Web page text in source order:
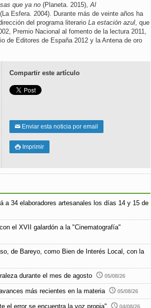
que ya no (Planeta. 2015), Al
(La Esfera. 2004). Durante más de veinte años ha
del programa literario La estación azul , que
Premio Nacional al fomento de la lectura 2011,
de Editores de España 2012 y la Antena de oro
Compartir este artículo
✉ Enviar esta noticia por email
 Imprimir
a 34 elaboradores artesanales los días 14 y 15 de
el XVII galardón a la "Cinematografía"
de Bareyo, como Bien de Interés Local, con la
durante el mes de agosto 05/08/26
más recientes en la materia 05/08/26
el error se encuentra la voz propia" 04/08/26